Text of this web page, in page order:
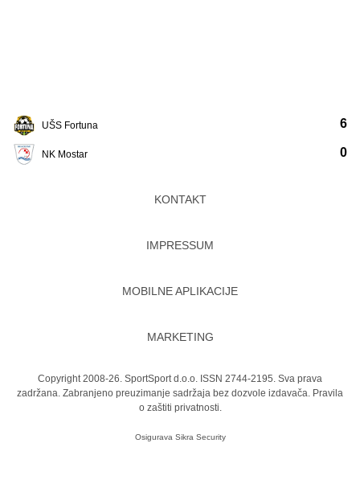
UŠS Fortuna
NK Mostar
6
0
KONTAKT
IMPRESSUM
MOBILNE APLIKACIJE
MARKETING
Copyright 2008-26. SportSport d.o.o. ISSN 2744-2195. Sva prava
zadržana. Zabranjeno preuzimanje sadržaja bez dozvole izdavača. Pravila
o zaštiti privatnosti.
Osigurava Sikra Security